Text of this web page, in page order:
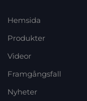
Hemsida
Produkter
Videor
Framgångsfall
Nyheter